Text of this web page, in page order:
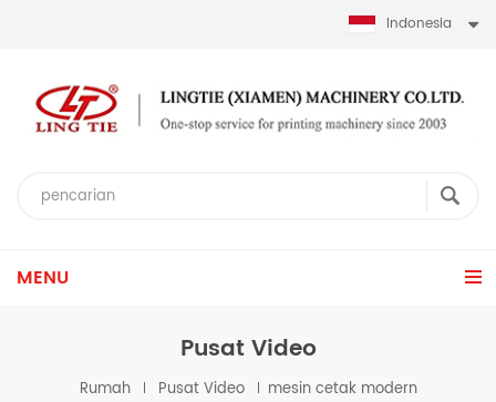
Indonesia
MENU
Pusat Video
Rumah Pusat Video mesin cetak modern